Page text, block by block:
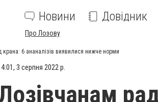
Новини Довідник
Про Лозову
крана: 6 ананалізів виявилися нижче норми
3 серпня 2022 р.